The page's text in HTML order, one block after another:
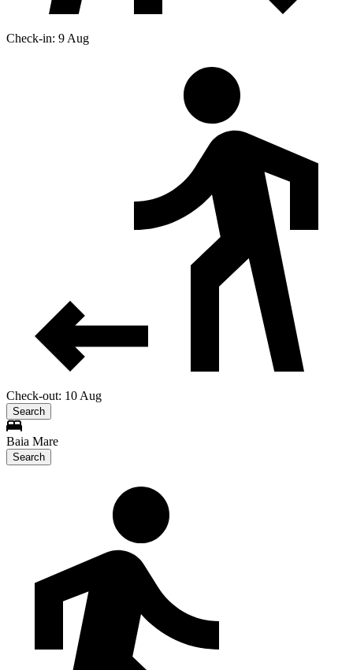
Check-in: 9 Aug
Check-out: 10 Aug
Search
Baia Mare
Search